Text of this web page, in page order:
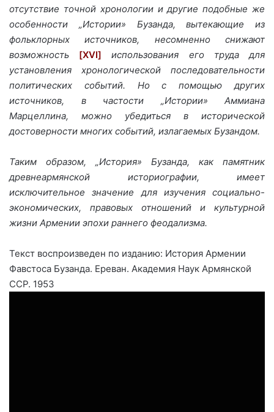
отсутствие точной хронологии и другие подобные же
особенности „Истории» Бузанда, вытекающие из
фольклорных источников, несомненно снижают
возможность [XVI]
использования его труда для
установления хронологической последовательности
политических событий. Но с помощью других
источников, в частости „Истории» Аммиана
Марцеллина, можно убедиться в исторической
достоверности многих событий, излагаемых Бузандом.
Таким образом, „История» Бузанда, как памятник
древнеармянской историографии, имеет
исключительное значение для изучения социально-
экономических, правовых отношений и культурной
жизни Армении эпохи раннего феодализма.
Текст воспроизведен по изданию: История Армении
Фавстоса Бузанда. Ереван. Академия Наук Армянской
ССР. 1953